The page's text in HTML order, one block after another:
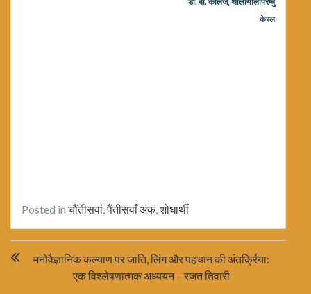
केरल
Posted inचौंतीसवां ,पैंतीसवाँ अंक,शोधार्थी
navigation
मनोवैज्ञानिक कल्याण पर जाति, लिंग और पहचान की अंतर्क्रिया:
एक विश्लेषणात्मक अध्ययन – रजत तिवारी